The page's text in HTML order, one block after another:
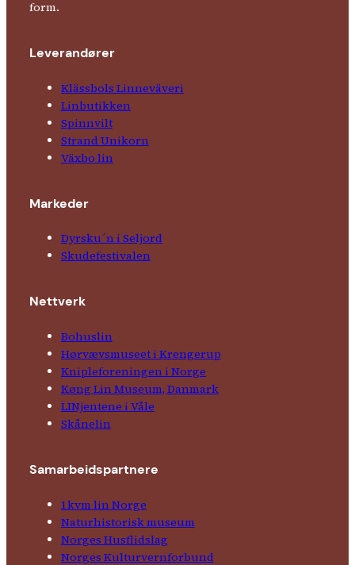
form.
Leverandører
Klässbols Linne­väveri
Linbutikken
Spinnvilt
Strand Unikorn
Växbo lin
Markeder
Dyrsku´n i Seljord
Skude­fes­tivalen
Nettverk
Bohuslin
Hørvævs­museet i Krengerup
Kniple­foreningen i Norge
Køng Lin Museum, Danmark
LINjentene i Våle
Skånelin
Samarbeids­partnere
1kvm lin Norge
Natur­his­torisk­ museum
Norges Husflids­lag
Norges Kultur­vern­forbund